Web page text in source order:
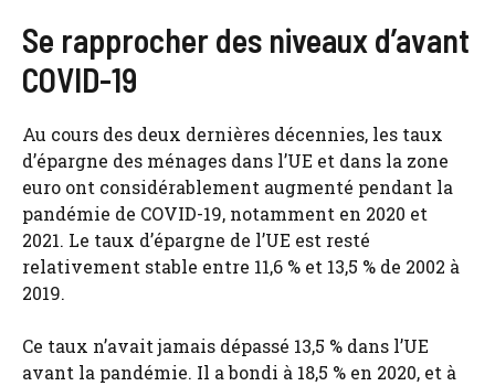
Se rapprocher des niveaux d’avant
COVID-19
Au cours des deux dernières décennies, les taux
d’épargne des ménages dans l’UE et dans la zone
euro ont considérablement augmenté pendant la
pandémie de COVID-19, notamment en 2020 et
2021. Le taux d’épargne de l’UE est resté
relativement stable entre 11,6 % et 13,5 % de 2002 à
2019.
Ce taux n’avait jamais dépassé 13,5 % dans l’UE
avant la pandémie. Il a bondi à 18,5 % en 2020, et à